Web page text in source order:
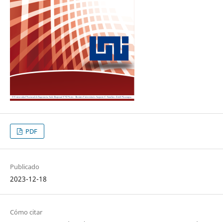
PDF
Publicado
2023-12-18
Cómo citar